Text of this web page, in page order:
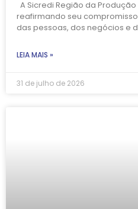
A Sicredi Região da
reafirmando seu
das pessoas, dos negócios e
LEIA MAIS »
31 de julho de 2026